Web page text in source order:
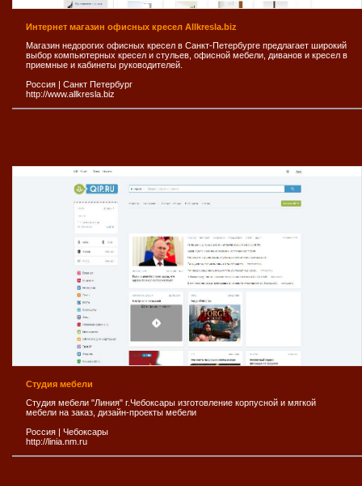
Интернет магазин офисных кресел Allkresla.biz
Магазин недорогих офисных кресел в Санкт-Петербурге предлагает широкий
выбор компьютерных кресел и стульев, офисной мебели, диванов и кресел в
приемные и кабинеты руководителей.
Россия | Санкт Петербург
http://www.allkresla.biz
Студия мебели
Студия мебели "Линия" г.Чебоксары изготовление корпусной и мягкой
мебели на заказ, дизайн-проекты мебели
Россия | Чебоксары
http://linia.nm.ru